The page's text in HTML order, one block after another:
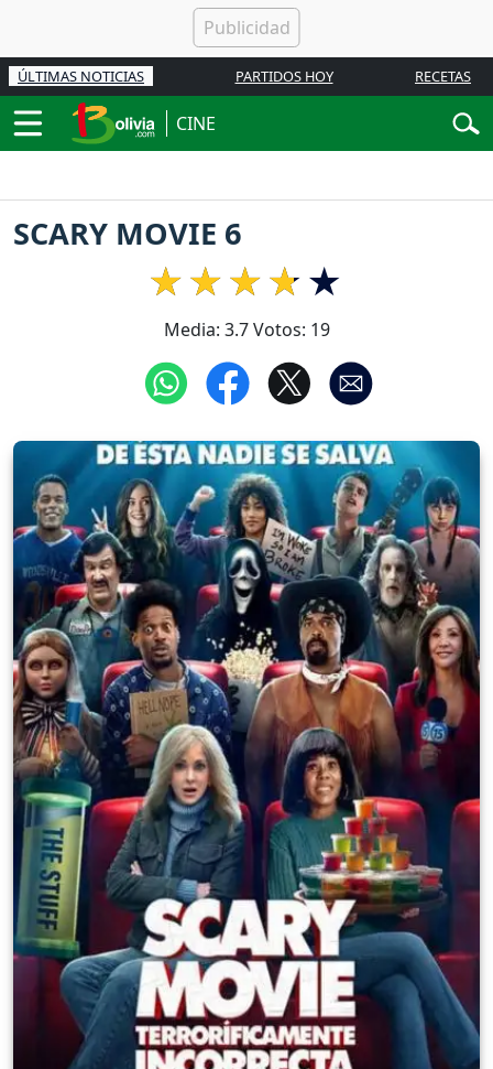
ÚLTIMAS NOTICIAS PARTIDOS HOY RECETAS
CINE
SCARY MOVIE 6
Media: 3.7Votos: 19